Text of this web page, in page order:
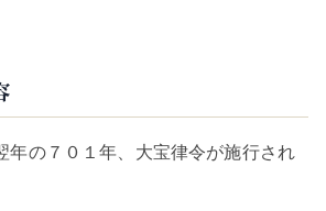
年の７０１年、大宝律令が施行され